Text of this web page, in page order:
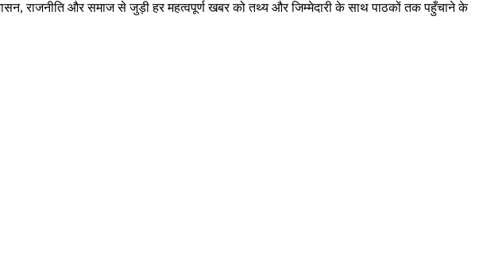
राजनीति और समाज से जुड़ी हर महत्वपूर्ण खबर को तथ्य और जिम्मेदारी के साथ पाठकों तक पहुँचाने के